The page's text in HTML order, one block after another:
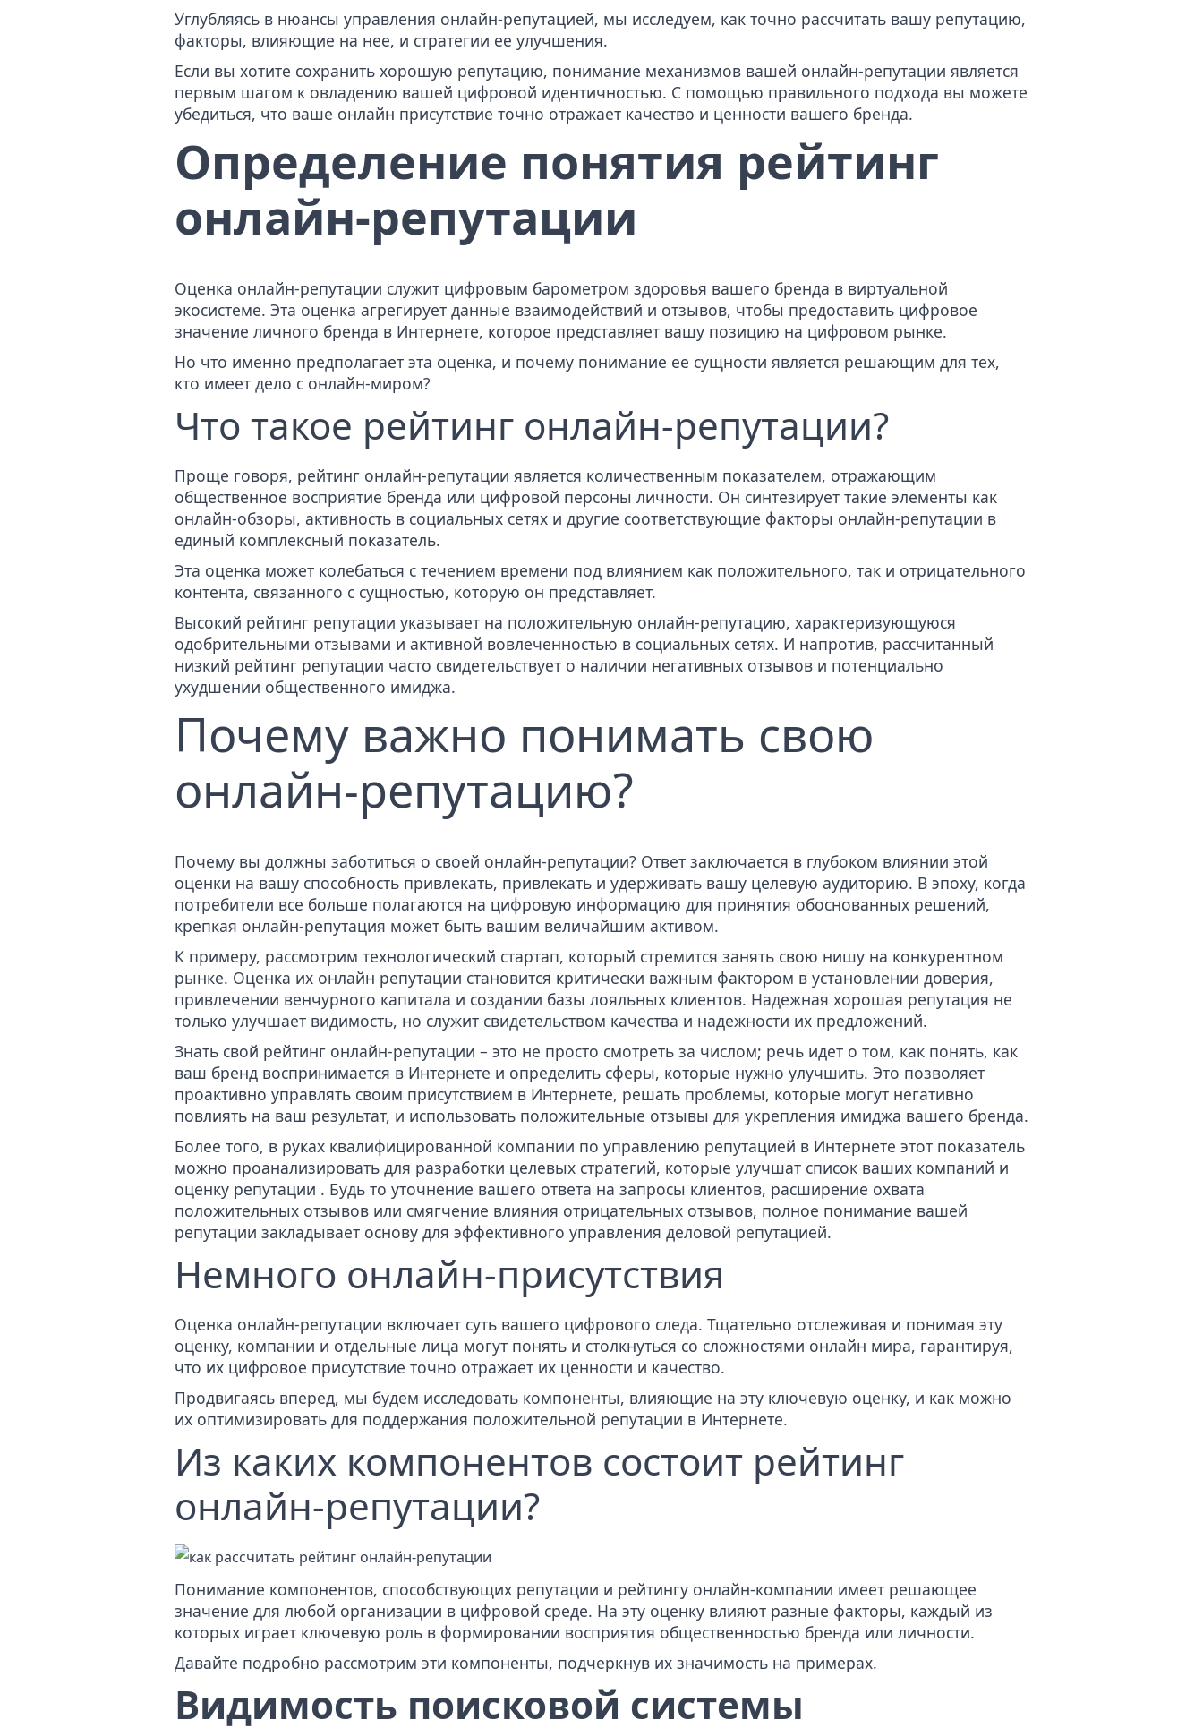
Углубляясь в нюансы управления онлайн-репутацией, мы исследуем, как точно рассчитать вашу репутацию,
факторы, влияющие на нее, и стратегии ее улучшения.
Если вы хотите сохранить хорошую репутацию, понимание механизмов вашей онлайн-репутации является
первым шагом к овладению вашей цифровой идентичностью. С помощью правильного подхода вы можете
убедиться, что ваше онлайн присутствие точно отражает качество и ценности вашего бренда.
Определение понятия рейтинг
онлайн-репутации
Оценка онлайн-репутации служит цифровым барометром здоровья вашего бренда в виртуальной
экосистеме. Эта оценка агрегирует данные взаимодействий и отзывов, чтобы предоставить цифровое
значение личного бренда в Интернете, которое представляет вашу позицию на цифровом рынке.
Но что именно предполагает эта оценка, и почему понимание ее сущности является решающим для тех,
кто имеет дело с онлайн-миром?
Что такое рейтинг онлайн-репутации?
Проще говоря, рейтинг онлайн-репутации является количественным показателем, отражающим
общественное восприятие бренда или цифровой персоны личности. Он синтезирует такие элементы как
онлайн-обзоры, активность в социальных сетях и другие соответствующие факторы онлайн-репутации в
единый комплексный показатель.
Эта оценка может колебаться с течением времени под влиянием как положительного, так и отрицательного
контента, связанного с сущностью, которую он представляет.
Высокий рейтинг репутации указывает на положительную онлайн-репутацию, характеризующуюся
одобрительными отзывами и активной вовлеченностью в социальных сетях. И напротив, рассчитанный
низкий рейтинг репутации часто свидетельствует о наличии негативных отзывов и потенциально
ухудшении общественного имиджа.
Почему важно понимать свою
онлайн-репутацию?
Почему вы должны заботиться о своей онлайн-репутации? Ответ заключается в глубоком влиянии этой
оценки на вашу способность привлекать, привлекать и удерживать вашу целевую аудиторию. В эпоху, когда
потребители все больше полагаются на цифровую информацию для принятия обоснованных решений,
крепкая онлайн-репутация может быть вашим величайшим активом.
К примеру, рассмотрим технологический стартап, который стремится занять свою нишу на конкурентном
рынке. Оценка их онлайн репутации становится критически важным фактором в установлении доверия,
привлечении венчурного капитала и создании базы лояльных клиентов. Надежная хорошая репутация не
только улучшает видимость, но служит свидетельством качества и надежности их предложений.
Знать свой рейтинг онлайн-репутации – это не просто смотреть за числом; речь идет о том, как понять, как
ваш бренд воспринимается в Интернете и определить сферы, которые нужно улучшить. Это позволяет
проактивно управлять своим присутствием в Интернете, решать проблемы, которые могут негативно
повлиять на ваш результат, и использовать положительные отзывы для укрепления имиджа вашего бренда.
Более того, в руках квалифицированной компании по управлению репутацией в Интернете этот показатель
можно проанализировать для разработки целевых стратегий, которые улучшат список ваших компаний и
оценку репутации . Будь то уточнение вашего ответа на запросы клиентов, расширение охвата
положительных отзывов или смягчение влияния отрицательных отзывов, полное понимание вашей
репутации закладывает основу для эффективного управления деловой репутацией.
Немного онлайн-присутствия
Оценка онлайн-репутации включает суть вашего цифрового следа. Тщательно отслеживая и понимая эту
оценку, компании и отдельные лица могут понять и столкнуться со сложностями онлайн мира, гарантируя,
что их цифровое присутствие точно отражает их ценности и качество.
Продвигаясь вперед, мы будем исследовать компоненты, влияющие на эту ключевую оценку, и как можно
их оптимизировать для поддержания положительной репутации в Интернете.
Из каких компонентов состоит рейтинг
онлайн-репутации?
Понимание компонентов, способствующих репутации и рейтингу онлайн-компании имеет решающее
значение для любой организации в цифровой среде. На эту оценку влияют разные факторы, каждый из
которых играет ключевую роль в формировании восприятия общественностью бренда или личности.
Давайте подробно рассмотрим эти компоненты, подчеркнув их значимость на примерах.
Видимость поисковой системы